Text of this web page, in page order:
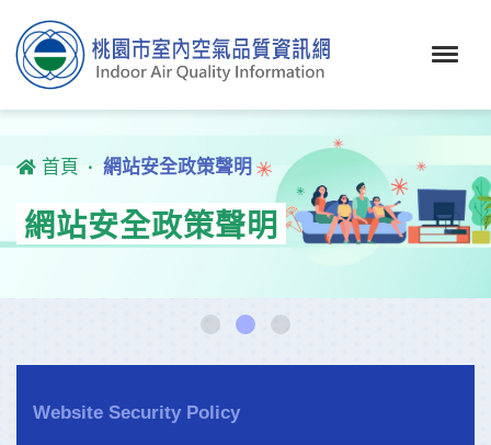
首頁 網站安全政策聲明
網站安全政策聲明
Website Security Policy